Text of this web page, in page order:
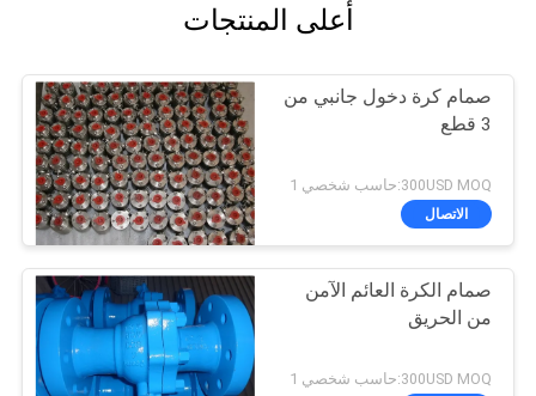
أعلى المنتجات
صمام كرة دخول جانبي من
3 قطع
300USD MOQ:حاسب شخصي 1
الاتصال
صمام الكرة العائم الآمن
من الحريق
300USD MOQ:حاسب شخصي 1